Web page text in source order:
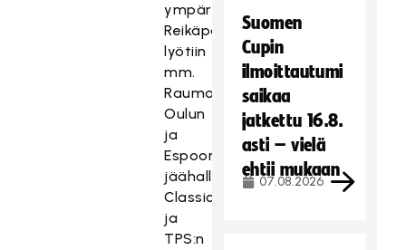
ympäristöihin.
Reikäpalloa
lyötiin
mm.
Rauman,
Oulun
ja
Espoon
jäähalleissa.
Classicin
ja
TPS:n
Suomen
Cupin
ilmoittautumi
saikaa
jatkettu 16.8.
asti – vielä
ehtii mukaan
07.08.2026